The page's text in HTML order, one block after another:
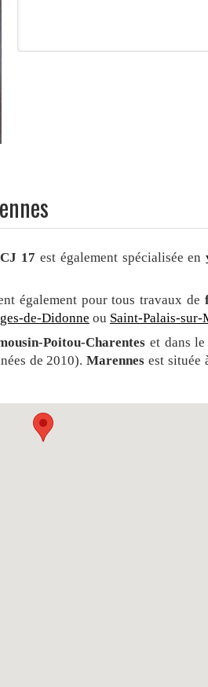
17 est également spécialisée en
également pour tous travaux de
de-Didonne ou Saint-Palais-sur-
Poitou-Charentes et dans
de 2010).Marennes est située